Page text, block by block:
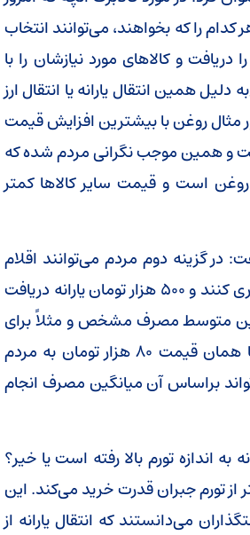
خود دارند و هر کدام را که بخواهند، می‌توانند انتخاب
و کالاهای مورد نیازشان را با
همین انتقال یارانه یا انتقال ارز
مثال روغن با بیشترین افزایش قیمت
۲۱۷ هزار تومان رسیده است و همین موجب نگرانی مردم شده که
است و قیمت سایر کالاها کمتر
در گزینه دوم مردم می‌توانند اقلام
خوراکی که افزایش قیمت پیدا کرده‌اند را به قیمت سابق خریداری کنند و ۵۰۰ هزار تومان یارانه دریافت
این متوسط مصرف مشخص و مثلاً برای
روغن ۸۱۰ گرم است؛ که در گزینه دوم ما می‌توانیم روغن را با همان قیمت ۸۰ هزار تومان به مردم
براساس آن میانگین مصرف انجام
به اندازه تورم بالا رفته است یا خیر؟
تورم جبران قدرت خرید می‌کند. این
می‌دانستند که انتقال یارانه از